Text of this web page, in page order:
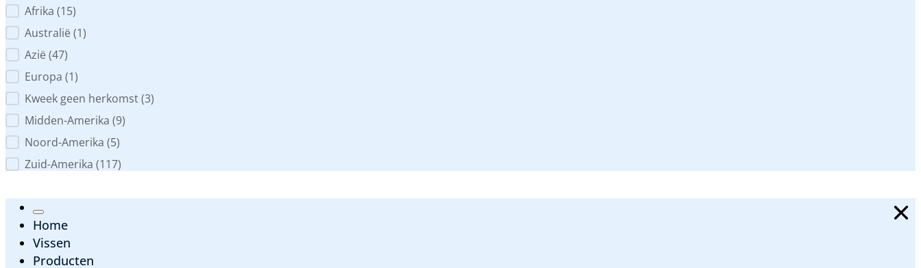
Werelddeel
Afrika (15)
Australië (1)
Azië (47)
Europa (1)
Kweek geen herkomst(3)
Midden-Amerika (9)
Noord-Amerika (5)
Zuid-Amerika (117)
Home
Vissen
Producten